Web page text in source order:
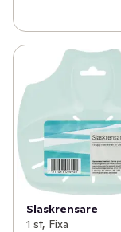
Slaskrensare
1 st, Fixa